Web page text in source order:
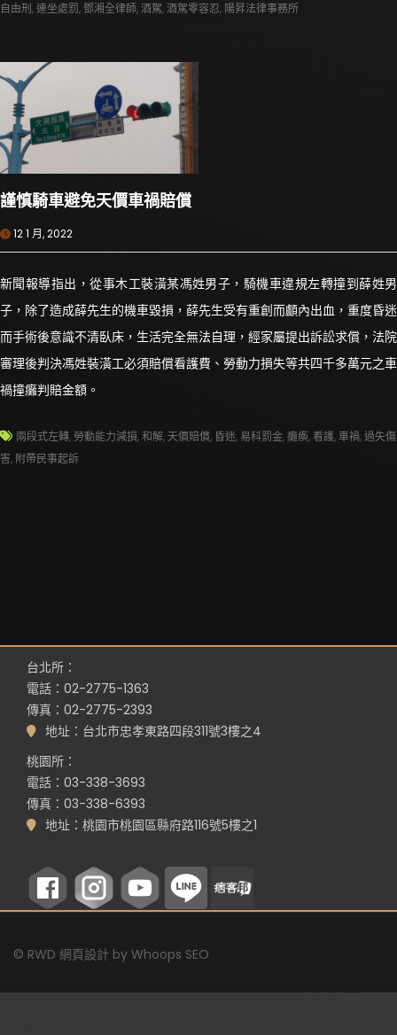
自由刑,連坐處罰, 鄧湘全律師,酒駕,酒駕零容忍, 陽昇法律事務所
謹慎騎車避免天價車禍賠償
12 1 月, 2022
新聞報導指出，從事木工裝潢某馮姓男子，騎機車違規左轉撞到薛姓男
子，除了造成薛先生的機車毀損，薛先生受有重創而顱內出血，重度昏迷
而手術後意識不清臥床，生活完全無法自理，經家屬提出訴訟求償，法院
審理後判決馮姓裝潢工必須賠償看護費、勞動力損失等共四千多萬元之車
禍撞癱判賠金額。
兩段式左轉, 勞動能力減損,和解, 天價賠償, 昏迷, 易科罰金,癱瘓,看護,車禍,過失傷
害, 附帶民事起訴
台北所：
電話：02-2775-1363
傳真：02-2775-2393
地址：台北市忠孝東路四段311號3樓之4
桃園所：
電話：03-338-3693
傳真：03-338-6393
地址：桃園市桃園區縣府路116號5樓之1
© RWD 網頁設計 by Whoops SEO